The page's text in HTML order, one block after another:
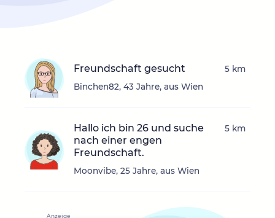
Freundschaft gesucht
Binchen82, 43 Jahre, aus Wien
5 km
Hallo ich bin 26 und suche
nach einer engen
Freundschaft.
Moonvibe, 25 Jahre, aus Wien
5 km